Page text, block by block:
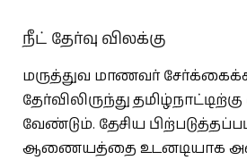
நீட் தேர்வு விலக்கு
மருத்துவ மாணவர்
தேர்விலிருந்து
வேண்டும். தேசிய
ஆணையத்தை உடனடியாக